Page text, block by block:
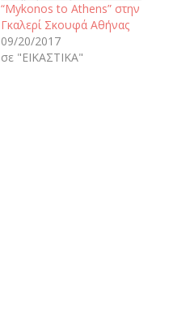
“Mykonos to Athens” στην
Γκαλερί Σκουφά Αθήνας
09/20/2017
σε "ΕΙΚΑΣΤΙΚΑ"